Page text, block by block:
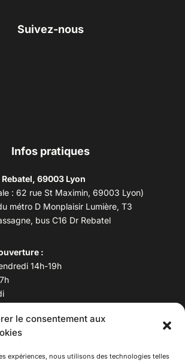
le consentement aux
expériences, nous utilisons des technologies telles
Suivez-nous
Infos pratiques
69003 Lyon
: 62 rue St Maximin, 69003 Lyon)
métro D Monplaisir Lumière, T3
bus C16 Dr Rebatel
:
14h-19h
04 78 53 06 40